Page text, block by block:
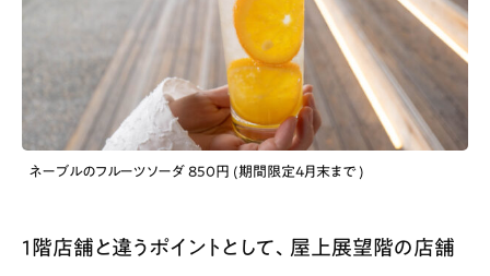
ネーブルのフルーツソーダ 850円 (期間限定4月末まで )
1階店舗と違うポイントとして、屋上展望階の店舗